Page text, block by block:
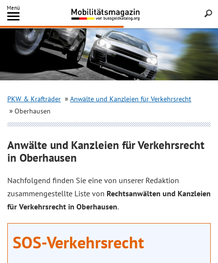
Inhalt
springen
Menü
Search
PKW & Krafträder
Anwälte und Kanzleien für Verkehrsrecht
Oberhausen
Anwälte und Kanzleien für Verkehrsrecht
in Oberhausen
Nachfolgend finden Sie eine von unserer Redaktion
zusammengestellte Liste von Rechtsanwälten und Kanzleien
für Verkehrsrecht in Oberhausen.
SOS-Verkehrsrecht